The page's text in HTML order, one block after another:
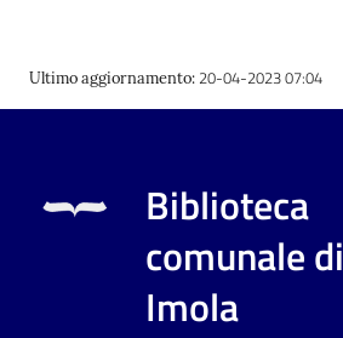
storico
Patto
Ultimo aggiornamento: 20-04-2023 07:04
Biblioteca
comunale di
Imola